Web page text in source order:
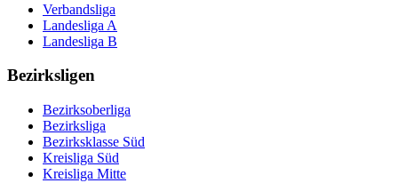
Verbandsliga
Landesliga A
Landesliga B
Bezirksligen
Bezirksoberliga
Bezirksliga
Bezirksklasse Süd
Kreisliga Süd
Kreisliga Mitte